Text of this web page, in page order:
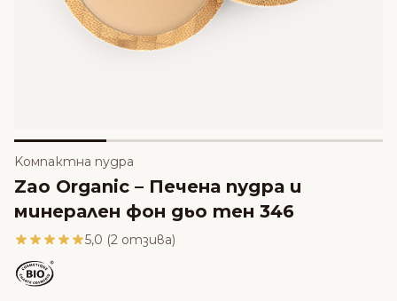
Kомпактна пудра
Zao Organic – Печена пудра и
минерален фон дьо тен 346
5,0 (2 отзива)